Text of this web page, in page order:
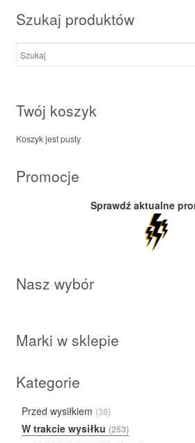
Szukaj produktów
Twój koszyk
Koszyk jest pusty
Promocje
Sprawdź aktualne
Nasz wybór
Marki w sklepie
Kategorie
Przed wysiłkiem (38)
W trakcie wysiłku (253)